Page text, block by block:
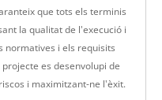
que tots els terminis
la qualitat de l'execució i
normatives i els requisits
es desenvolupi de
i maximitzant-ne l'èxit.